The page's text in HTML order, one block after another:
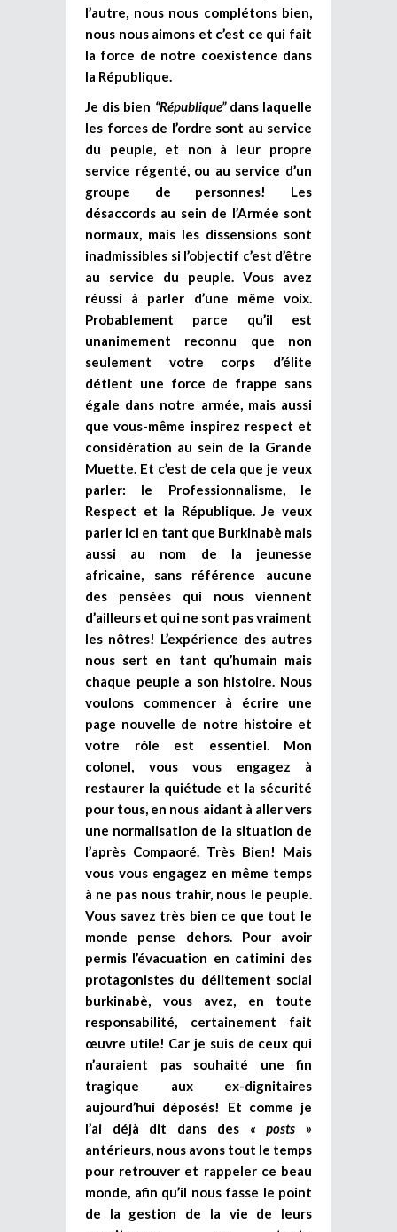
l’autre, nous nous complétons bien,
nous nous aimons et c’est ce qui fait
la force de notre coexistence dans
la République.
Je dis bien “République”dans laquelle
les forces de l’ordre sont au service
du peuple, et non à leur propre
service régenté, ou au service d’un
groupe de personnes! Les
désaccords au sein de l’Armée sont
normaux, mais les dissensions sont
inadmissibles si l’objectif c’est d’être
au service du peuple. Vous avez
réussi à parler d’une même voix.
Probablement parce qu’il est
unanimement reconnu que non
seulement votre corps d’élite
détient une force de frappe sans
égale dans notre armée, mais aussi
que vous-même inspirez respect et
considération au sein de la Grande
Muette. Et c’est de cela que je veux
parler: le Professionnalisme, le
Respect et la République. Je veux
parler ici en tant que Burkinabè mais
aussi au nom de la jeunesse
africaine, sans référence aucune
des pensées qui nous viennent
d’ailleurs et qui ne sont pas vraiment
les nôtres! L’expérience des autres
nous sert en tant qu’humain mais
chaque peuple a son histoire. Nous
voulons commencer à écrire une
page nouvelle de notre histoire et
votre rôle est essentiel. Mon
colonel, vous vous engagez à
restaurer la quiétude et la sécurité
pour tous, en nous aidant à aller vers
une normalisation de la situation de
l’après Compaoré. Très Bien! Mais
vous vous engagez en même temps
à ne pas nous trahir, nous le peuple.
Vous savez très bien ce que tout le
monde pense dehors. Pour avoir
permis l’évacuation en catimini des
protagonistes du délitement social
burkinabè, vous avez, en toute
responsabilité, certainement fait
œuvre utile! Car je suis de ceux qui
n’auraient pas souhaité une fin
tragique aux ex-dignitaires
aujourd’hui déposés! Et comme je
l’ai déjà dit dans des « posts »
antérieurs, nous avons tout le temps
pour retrouver et rappeler ce beau
monde, afin qu’il nous fasse le point
de la gestion de la vie de leurs